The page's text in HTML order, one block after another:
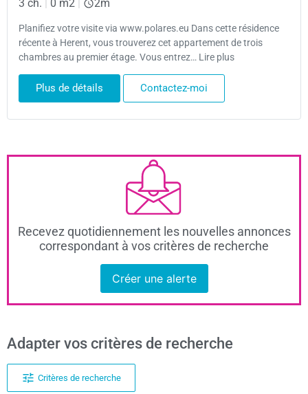
3 ch. 0 m2 2m
Planifiez votre visite via www.polares.eu Dans cette résidence
récente à Herent, vous trouverez cet appartement de trois
chambres au premier étage. Vous entrez… Lire plus
Plus de détails Contactez-moi
Recevez quotidiennement les nouvelles annonces
correspondant à vos critères de recherche
Créer une alerte
Adapter vos critères de recherche
Critères de recherche